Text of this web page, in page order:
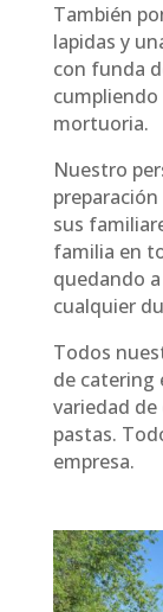
También
lapidas y
con funda
mortuoria.
Nuestro
sus
familia en
quedando
cualquier
Todos
de catering
variedad
pastas.
empresa.